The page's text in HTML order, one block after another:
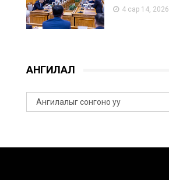
4 сар 14, 2026
АНГИЛАЛ